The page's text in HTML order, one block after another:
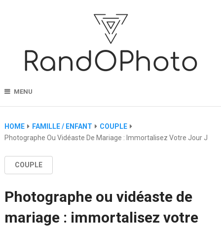
MENU
HOME FAMILLE / ENFANT
COUPLE
Photographe Ou Vidéaste De Mariage : Immortalisez Votre Jour J
COUPLE
Photographe ou vidéaste de
mariage : immortalisez votre